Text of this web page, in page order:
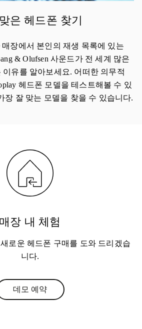
은 헤드폰 찾기
매장에서 본인의 재생 목록에 있는
& Olufsen 사운드가 전 세계 많은
유를 알아보세요. 어떠한 의무적
헤드폰 모델을 테스트해볼 수 있
장 잘 맞는 모델을 찾을 수 있습니다.
매장 내 체험
로운 헤드폰 구매를 도와 드리겠습
니다.
데모 예약Link Opens in New Tab